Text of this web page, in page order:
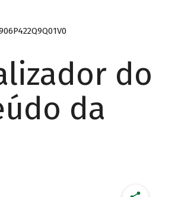
do
da